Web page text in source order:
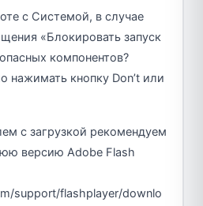
с Системой, в случае
«Блокировать запуск
компонентов?
нажимать кнопку Don’t или
с загрузкой рекомендуем
версию Adobe Flash
support/flashplayer/downlo